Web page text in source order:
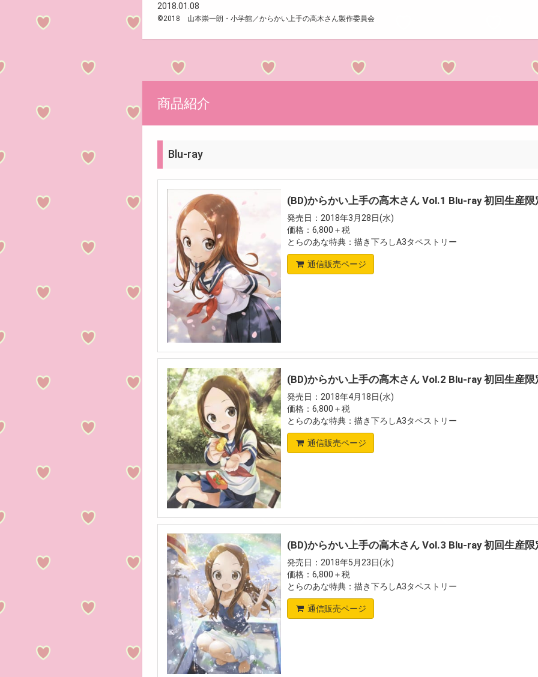
2018.01.08
©2018 山本崇一朗・小学館／からかい上手の高木さん製作委員会
商品紹介
Blu-ray
(BD)からかい上手の高木さん Vol.1 Blu-ray 初回生産限
発売日：2018年3月28日(水)
価格：6,800＋税
とらのあな特典：描き下ろしA3タペストリー
通信販売ページ
(BD)からかい上手の高木さん Vol.2 Blu-ray 初回生産限
発売日：2018年4月18日(水)
価格：6,800＋税
とらのあな特典：描き下ろしA3タペストリー
通信販売ページ
(BD)からかい上手の高木さん Vol.3 Blu-ray 初回生産限
発売日：2018年5月23日(水)
価格：6,800＋税
とらのあな特典：描き下ろしA3タペストリー
通信販売ページ